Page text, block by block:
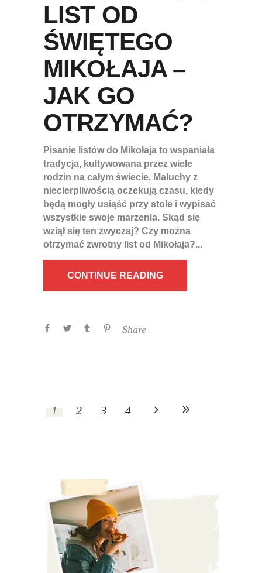
LIST OD
ŚWIĘTEGO
MIKOŁAJA –
JAK GO
OTRZYMAĆ?
Pisanie listów do Mikołaja to wspaniała
tradycja, kultywowana przez wiele
rodzin na całym świecie. Maluchy z
niecierpliwością oczekują czasu, kiedy
będą mogły usiąść przy stole i wypisać
wszystkie swoje marzenia. Skąd się
wziął się ten zwyczaj? Czy można
otrzymać zwrotny list od Mikołaja?
CONTINUE READING
Share
1 2 3 4